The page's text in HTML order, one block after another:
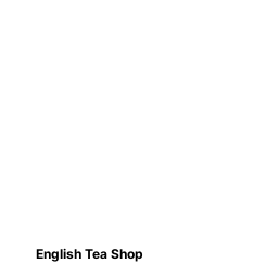
English Tea Shop